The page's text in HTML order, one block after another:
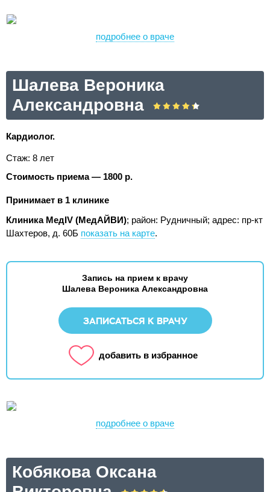
подробнее о враче
Шалева Вероника
Александровна
Кардиолог.
Стаж: 8 лет
Стоимость приема — 1800 р.
Принимает в 1 клинике
Клиника МедIV (МедАЙВИ); район: Рудничный; адрес: пр-кт
Шахтеров, д. 60Б показать на карте.
Запись на прием к врачу
Шалева Вероника Александровна
ЗАПИСАТЬСЯ К ВРАЧУ
добавить в избранное
подробнее о враче
Кобякова Оксана